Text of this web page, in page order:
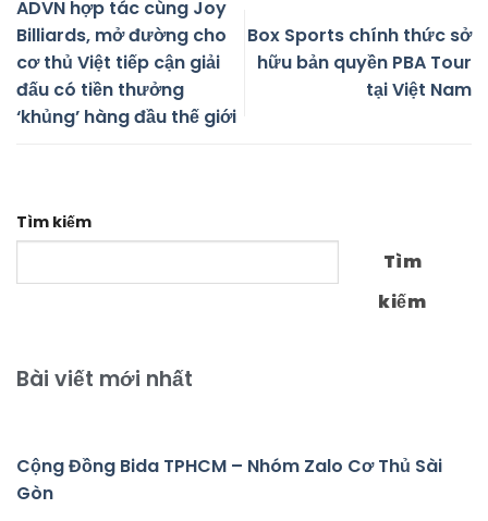
ADVN hợp tác cùng Joy
Billiards, mở đường cho
cơ thủ Việt tiếp cận giải
đấu có tiền thưởng
‘khủng’ hàng đầu thế giới
Box Sports chính thức sở
hữu bản quyền PBA Tour
tại Việt Nam
Tìm kiếm
Tìm
kiếm
Bài viết mới nhất
Cộng Đồng Bida TPHCM – Nhóm Zalo Cơ Thủ Sài
Gòn